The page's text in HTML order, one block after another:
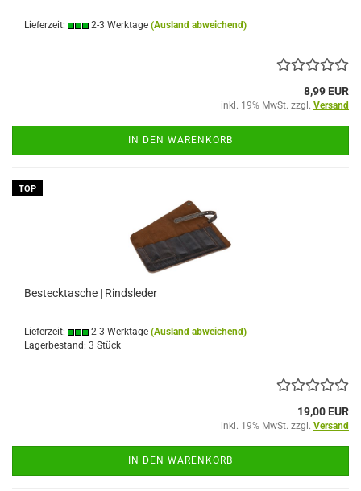
Lieferzeit: 2-3 Werktage (Ausland abweichend)
8,99 EUR
inkl. 19% MwSt. zzgl. Versand
IN DEN WARENKORB
TOP
Bestecktasche | Rindsleder
Lieferzeit: 2-3 Werktage (Ausland abweichend)
Lagerbestand: 3 Stück
19,00 EUR
inkl. 19% MwSt. zzgl. Versand
IN DEN WARENKORB